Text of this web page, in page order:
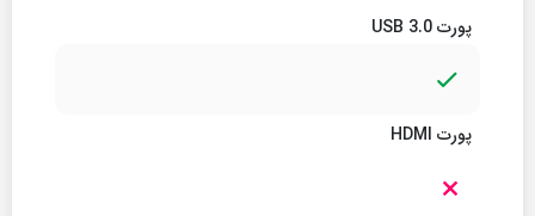
پورت USB 3.0
پورت HDMI